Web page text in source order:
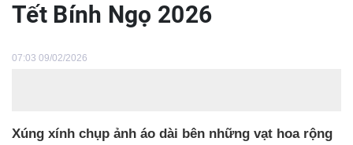
Tết Bính Ngọ 2026
07:03 09/02/2026
Xúng xính chụp ảnh áo dài bên những vạt hoa rộng